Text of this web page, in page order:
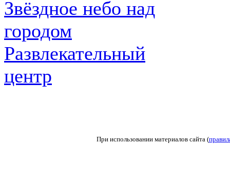
Звёздное небо над
городом
Развлекательный
центр
При использовании материалов сайта (